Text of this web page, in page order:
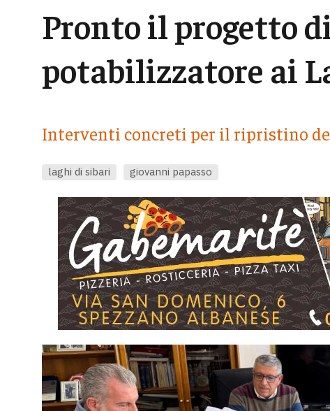
Pronto il progetto
potabilizzatore ai
Interventi concreti per il ripristino
laghi di sibari giovanni papasso